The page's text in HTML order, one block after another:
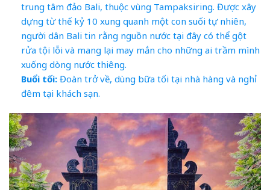
trung tâm đảo Bali, thuộc vùng Tampaksiring. Được xây
dựng từ thế kỷ 10 xung quanh một con suối tự nhiên,
người dân Bali tin rằng nguồn nước tại đây có thể gột
rửa tội lỗi và mang lại may mắn cho những ai trầm mình
xuống dòng nước thiêng.
Buổi tối:Đoàn trở về, dùng bữa tối tại nhà hàng và nghỉ
đêm tại khách sạn.